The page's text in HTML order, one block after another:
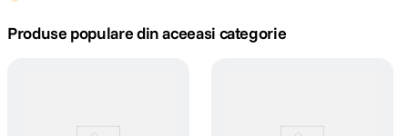
4. peak design
Produse populare din aceeasi categorie